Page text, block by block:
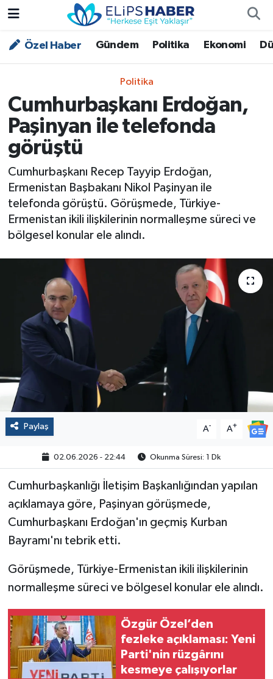
Özel Haber Gündem Politika Ekonomi
Politika
Cumhurbaşkanı Erdoğan,
Paşinyan ile telefonda
görüştü
Cumhurbaşkanı Recep Tayyip Erdoğan,
Ermenistan Başbakanı Nikol Paşinyan ile
telefonda görüştü. Görüşmede, Türkiye-
Ermenistan ikili ilişkilerinin normalleşme süreci ve
bölgesel konular ele alındı.
Paylaş A- A+
02.06.2026 - 22:44 Okunma Süresi: 1 Dk
Cumhurbaşkanlığı İletişim Başkanlığından yapılan
açıklamaya göre, Paşinyan görüşmede,
Cumhurbaşkanı Erdoğan'ın geçmiş Kurban
Bayramı'nı tebrik etti.
Görüşmede, Türkiye-Ermenistan ikili ilişkilerinin
normalleşme süreci ve bölgesel konular ele alındı.
Özgür Özel’den
fezleke açıklaması: Yeni
Parti'nin rüzgârını
kesmeye çalışıyorlar
Özel Haber
Asayiş
Bilim - Teknoloji
Çevre - İklim
Dünya
Kültür - Sanat
Magazin
Politika
Sağlık
Spor
Çalışma Hayatı
Kadın
Yurt
2024 Seçim Sonuçları
Nöbetçi Eczaneler
Trafik Durumu
Süper Lig Puan Durumu ve Fikstür
Tüm Manşetler
Son Dakika Haberleri